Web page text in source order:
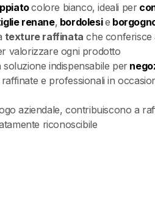
colore bianco, ideali per
renane, bordolesie
texture raffinata che conferisce
valorizzare ogni prodotto
indispensabile per
e professionali in
aziendale, contribuiscono a
riconoscibile